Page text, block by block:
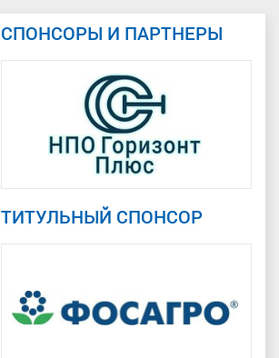
СПОНСОРЫ И ПАРТНЕРЫ
ТИТУЛЬНЫЙ СПОНСОР